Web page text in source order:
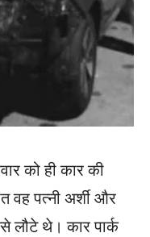
को ही कार की
वह पत्नी अर्शी और
लौटे थे। कार पार्क